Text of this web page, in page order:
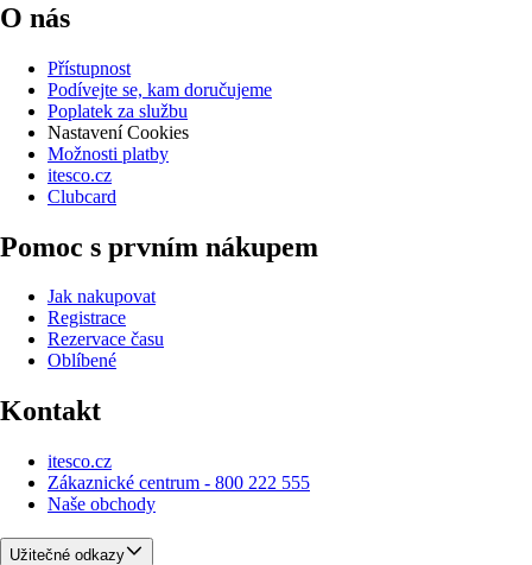
O nás
Přístupnost
Podívejte se, kam doručujeme
Poplatek za službu
Nastavení Cookies
Možnosti platby
itesco.cz
Clubcard
Pomoc s prvním nákupem
Jak nakupovat
Registrace
Rezervace času
Oblíbené
Kontakt
itesco.cz
Zákaznické centrum - 800 222 555
Naše obchody
Užitečné odkazy